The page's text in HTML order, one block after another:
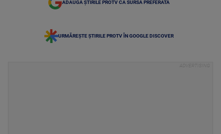
ADAUGĂ ȘTIRILE PROTV CA SURSĂ PREFERATĂ
URMĂREȘTE ȘTIRILE PROTV ÎN GOOGLE DISCOVER